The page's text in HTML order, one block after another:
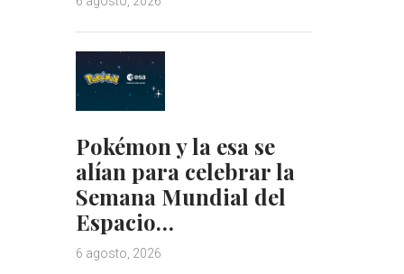
Pokémon y la esa se
alían para celebrar la
Semana Mundial del
Espacio…
6 agosto, 2026